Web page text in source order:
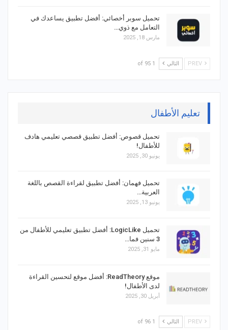
تحميل سوبر أخصائي: أفضل تطبيق يساعدك في
التعامل مع ذوي…
مارس 18, 2025
التالي 1 of 95
تعليم الأطفال
تحميل قصوص: أفضل تطبيق قصصي تعليمي هادف
للأطفال!
يونيو 30, 2025
تحميل فهمان: أفضل تطبيق لقراءة القصص باللغة
العربية…
يونيو 13, 2025
تحميل LogicLike: أفضل تطبيق تعليمي للأطفال من
3 سنين فما…
مايو 31, 2025
موقع ReadTheory: أفضل موقع لتحسين القراءة
لدى الأطفال!
أبريل 30, 2025
التالي 1 of 96